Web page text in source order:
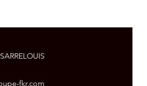
fkr.com